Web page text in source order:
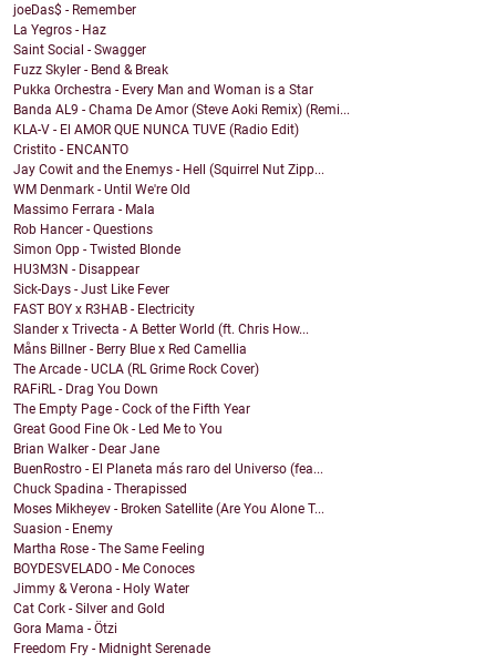
joeDas$ - Remember
La Yegros - Haz
Saint Social - Swagger
Fuzz Skyler - Bend & Break
Pukka Orchestra - Every Man and Woman is a Star
Banda AL9 - Chama De Amor (Steve Aoki Remix) (Remi...
KLA-V - El AMOR QUE NUNCA TUVE (Radio Edit)
Cristito - ENCANTO
Jay Cowit and the Enemys - Hell (Squirrel Nut Zipp...
WM Denmark - Until We're Old
Massimo Ferrara - Mala
Rob Hancer - Questions
Simon Opp - Twisted Blonde
HU3M3N - Disappear
Sick-Days - Just Like Fever
FAST BOY x R3HAB - Electricity
Slander x Trivecta - A Better World (ft. Chris How...
Måns Billner - Berry Blue x Red Camellia
The Arcade - UCLA (RL Grime Rock Cover)
RAFiRL - Drag You Down
The Empty Page - Cock of the Fifth Year
Great Good Fine Ok - Led Me to You
Brian Walker - Dear Jane
BuenRostro - El Planeta más raro del Universo (fea...
Chuck Spadina - Therapissed
Moses Mikheyev - Broken Satellite (Are You Alone T...
Suasion - Enemy
Martha Rose - The Same Feeling
BOYDESVELADO - Me Conoces
Jimmy & Verona - Holy Water
Cat Cork - Silver and Gold
Gora Mama - Ötzi
Freedom Fry - Midnight Serenade